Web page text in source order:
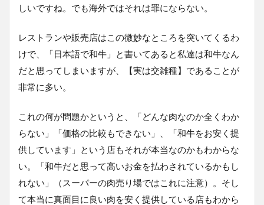
しいですね。でも海外ではそれは罪にならない。
レストランや販売店はこの微妙なところを突いてくるわ
けで、「日本語で和牛」と書いてあると私達は和牛なん
だと思ってしまいますが、【実は交雑種】であることが
非常に多い。
これの何が問題かというと、「どんな肉なのか全くわか
らない」「価格の比較もできない」、「和牛をお安く提
供しています」という店もそれが本当なのかもわからな
い。「和牛だと思って高いお金を払わされているかもし
れない」（スーパーの肉売り場ではこれに注意）。そし
て本当に真面目に良い肉を安く提供している店もわから